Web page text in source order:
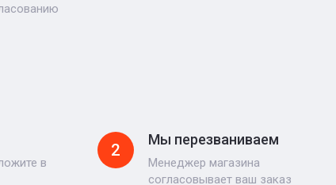
в
2
Мы перезваниваем
Менеджер магазина
согласовывает ваш заказ